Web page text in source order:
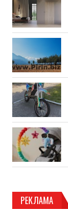
РЕКЛАМА